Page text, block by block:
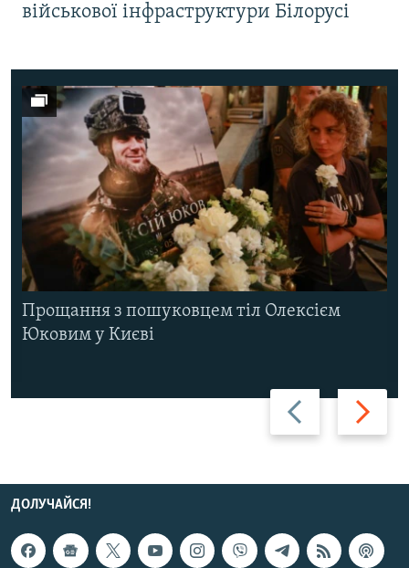
військової інфраструктури Білорусі
Назад Вперед
Прощання з пошуковцем тіл Олексієм
Юковим у Києві
ДОЛУЧАЙСЯ!